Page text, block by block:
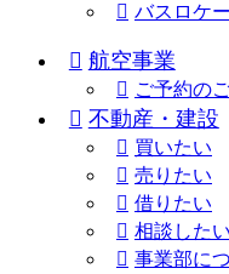
バスロケ
航空事業
ご予約の
不動産・建設
買いたい
売りたい
借りたい
相談したい
事業部に